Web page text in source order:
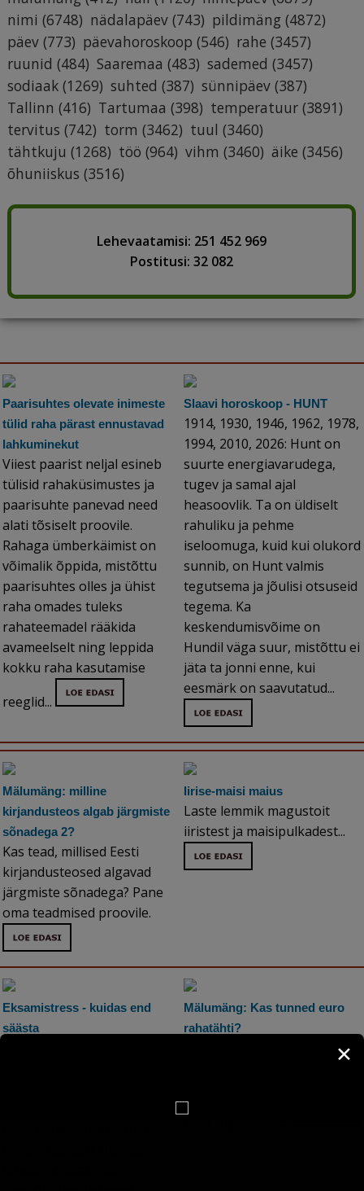
nimi (6748) nädalapäev (743) pildimäng (4872)
päev (773) päevahoroskoop (546) rahe (3457)
ruunid (484) Saaremaa (483) sademed (3457)
sodiaak (1269) suhted (387) sünnipäev (387)
Tallinn (416) Tartumaa (398) temperatuur (3891)
tervitus (742) torm (3462) tuul (3460)
tähtkuju (1268) töö (964) vihm (3460) äike (3456)
õhuniiskus (3516)
Lehevaatamisi: 251 452 969
Postitusi: 32 082
Paarisuhtes olevate inimeste
tülid raha pärast ennustavad
lahkuminekut
Viiest paarist neljal esineb
tülisid rahaküsimustes ja
paarisuhte panevad need
alati tõsiselt proovile.
Rahaga ümberkäimist on
võimalik õppida, mistõttu
paarisuhtes olles ja ühist
raha omades tuleks
rahateemadel rääkida
avameelselt ning leppida
kokku raha kasutamise
reeglid...
Slaavi horoskoop - HUNT
1914, 1930, 1946, 1962, 1978,
1994, 2010, 2026: Hunt on
suurte energiavarudega,
tugev ja samal ajal
heasoovlik. Ta on üldiselt
rahuliku ja pehme
iseloomuga, kuid kui olukord
sunnib, on Hunt valmis
tegutsema ja jõulisi otsuseid
tegema. Ka
keskendumisvõime on
Hundil väga suur, mistõttu ei
jäta ta jonni enne, kui
eesmärk on saavutatud...
Mälumäng: milline
kirjandusteos algab järgmiste
sõnadega 2?
Kas tead, millised Eesti
kirjandusteosed algavad
järgmiste sõnadega? Pane
oma teadmised proovile.
Iirise-maisi maius
Laste lemmik magustoit
iiristest ja maisipulkadest...
Eksamistress - kuidas end
säästa
Mälumäng: Kas tunned euro
rahatähti?
✕